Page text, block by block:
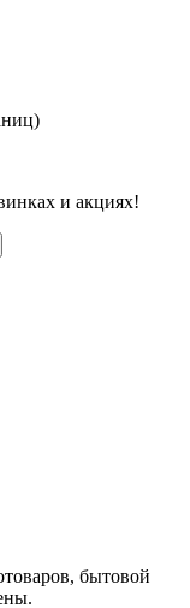
и акциях!
бытовой